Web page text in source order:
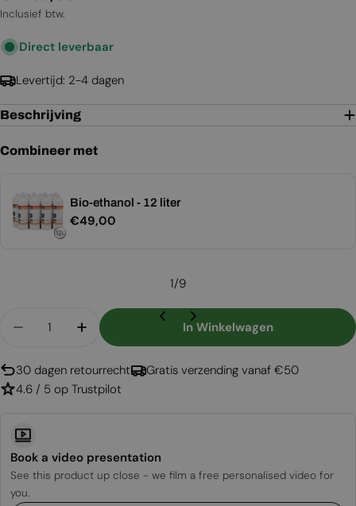
prijs
Inclusief btw.
Direct leverbaar
Levertijd: 2-4 dagen
Beschrijving
Combineer met
Bio-ethanol - 12 liter
Normale
€49,00
1/9
Aantal Verlagen Voor Columbus Vrijstaande
Aantal Verhogen Voor Columbus
In Winkelwagen
30 dagen retourrecht
Gratis verzending vanaf €50
4.6 / 5 op Trustpilot
Book a video presentation
See this product up close - we film a free personalised video for
you.